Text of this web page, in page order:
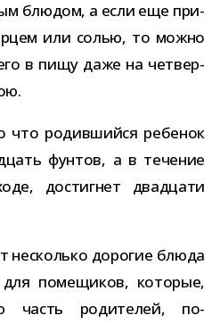
блю­дом, а если еще при­
или солью, то можно
в пищу даже на чет­вер­
что родив­шийся ребе­нок
фун­тов, а в тече­ние
достиг­нет два­дцати
несколько доро­гие блюда
поме­щи­ков, кото­рые,
часть роди­те­лей, по-​